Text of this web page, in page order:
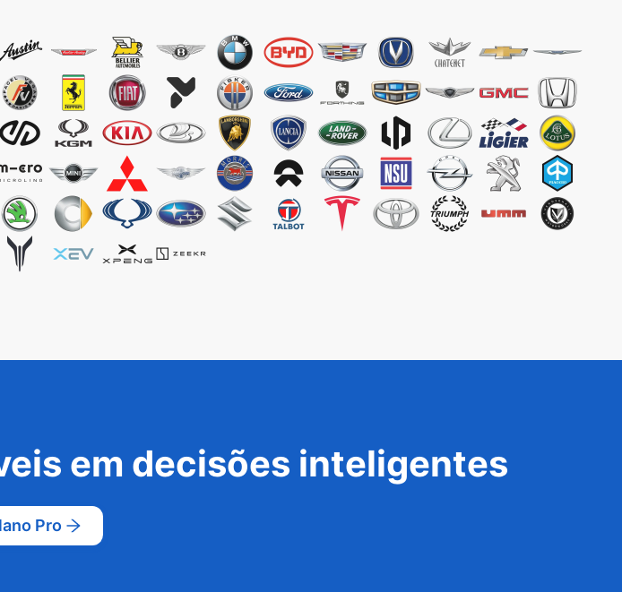
em decisões inteligentes
Pro